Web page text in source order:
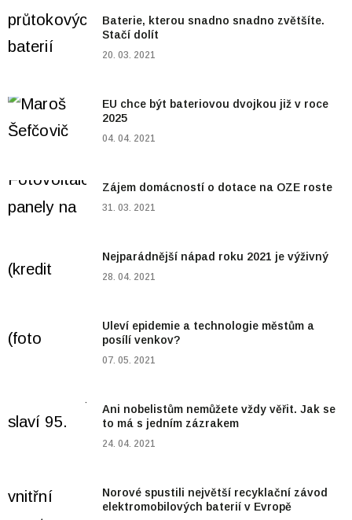
Baterie, kterou snadno snadno zvětšíte.
Stačí dolít
20. 03. 2021
EU chce být bateriovou dvojkou již v roce
2025
04. 04. 2021
Zájem domácností o dotace na OZE roste
31. 03. 2021
Nejparádnější nápad roku 2021 je výživný
28. 04. 2021
Uleví epidemie a technologie městům a
posílí venkov?
07. 05. 2021
Ani nobelistům nemůžete vždy věřit. Jak se
to má s jedním zázrakem
24. 04. 2021
Norové spustili největší recyklační závod
elektromobilových baterií v Evropě